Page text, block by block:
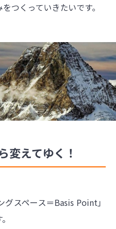
つくっていきたいです。
変えてゆく！
スペース＝Basis Point」